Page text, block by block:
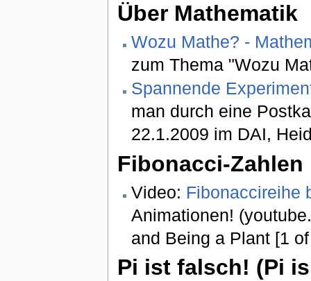
Über Mathematik
Wozu Mathe? -
zum Thema "Wozu
Spannende
man durch eine
22.1.2009 im DAI,
Fibonacci-Zahlen
Video: Fibonaccireihe
Animationen!
and Being a Plant [1
Pi ist falsch! (Pi